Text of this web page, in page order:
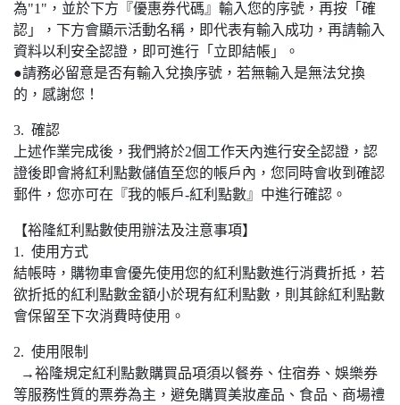
為"1"，並於下方『優惠券代碼』輸入您的序號，再按「確
認」，下方會顯示活動名稱，即代表有輸入成功，再請輸入
資料以利安全認證，即可進行「立即結帳」。
●請務必留意是否有輸入兌換序號，若無輸入是無法兌換
的，感謝您！
3. 確認
上述作業完成後，我們將於2個工作天內進行安全認證，認
證後即會將紅利點數儲值至您的帳戶內，您同時會收到確認
郵件，您亦可在『我的帳戶-紅利點數』中進行確認。
【裕隆紅利點數使用辦法及注意事項】
1. 使用方式
結帳時，購物車會優先使用您的紅利點數進行消費折抵，若
欲折抵的紅利點數金額小於現有紅利點數，則其餘紅利點數
會保留至下次消費時使用。
2. 使用限制
→裕隆規定紅利點數購買品項須以餐券、住宿券、娛樂券
等服務性質的票券為主，避免購買美妝產品、食品、商場禮